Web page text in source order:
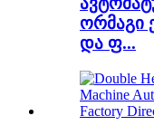
ორმაგი
და ფ...